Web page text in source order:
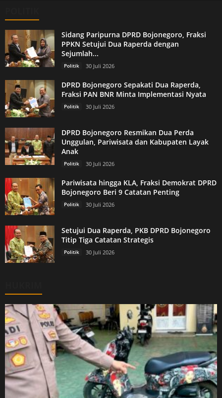
Sidang Paripurna DPRD Bojonegoro, Fraksi
PPKN Setujui Dua Raperda dengan
Sejumlah...
Politik 30 Juli 2026
DPRD Bojonegoro Sepakati Dua Raperda,
Fraksi PAN BNR Minta Implementasi Nyata
Politik 30 Juli 2026
DPRD Bojonegoro Resmikan Dua Perda
Unggulan, Pariwisata dan Kabupaten Layak
Anak
Politik 30 Juli 2026
Pariwisata hingga KLA, Fraksi Demokrat DPRD
Bojonegoro Beri 9 Catatan Penting
Politik 30 Juli 2026
Setujui Dua Raperda, PKB DPRD Bojonegoro
Titip Tiga Catatan Strategis
Politik 30 Juli 2026